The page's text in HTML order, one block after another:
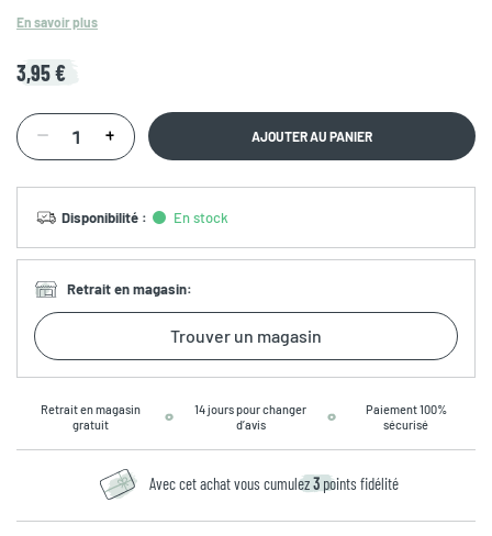
En savoir plus
3,95 €
AJOUTER AU PANIER
Disponibilité : En stock
Retrait en magasin:
Trouver un magasin
Retrait en magasin
gratuit
14 jours pour changer
d’avis
Paiement 100%
sécurisé
Avec cet achat vous cumulez3 points fidélité